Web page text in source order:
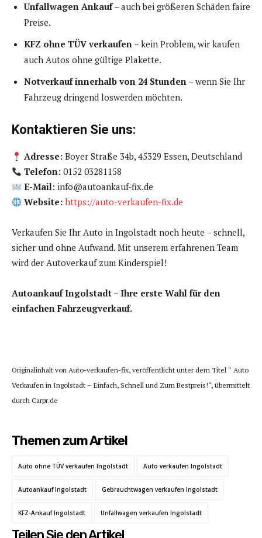
Unfallwagen Ankauf– auch bei größeren Schäden faire
Preise.
KFZ ohne TÜV verkaufen – kein Problem, wir kaufen
auch Autos ohne gültige Plakette.
Notverkauf innerhalb von 24 Stunden – wenn Sie Ihr
Fahrzeug dringend loswerden möchten.
Kontaktieren Sie uns:
Adresse: Boyer Straße 34b, 45329 Essen, Deutschland
Telefon: 0152 03281158
E-Mail: info@autoankauf-fix.de
Website: https://auto-verkaufen-fix.de
Verkaufen Sie Ihr Auto in Ingolstadt noch heute – schnell,
sicher und ohne Aufwand. Mit unserem erfahrenen Team
wird der Autoverkauf zum Kinderspiel!
Autoankauf Ingolstadt – Ihre erste Wahl für den
einfachen Fahrzeugverkauf.
Originalinhalt von Auto-verkaufen-fix, veröffentlicht unter dem Titel “ Auto
Verkaufen in Ingolstadt – Einfach, Schnell und Zum Bestpreis!“, übermittelt
durch Carpr.de
Themen zum Artikel
Auto ohne TÜV verkaufen Ingolstadt Auto verkaufen Ingolstadt
Autoankauf Ingolstadt Gebrauchtwagen verkaufen Ingolstadt
KFZ-Ankauf Ingolstadt Unfallwagen verkaufen Ingolstadt